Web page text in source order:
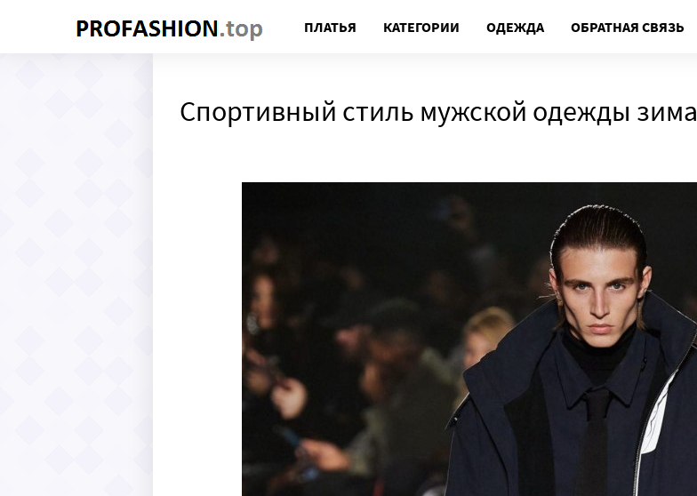
ПЛАТЬЯ КАТЕГОРИИ ОДЕЖДА ОБРАТНАЯ СВЯЗЬ
Спортивный стиль мужской одежды зима